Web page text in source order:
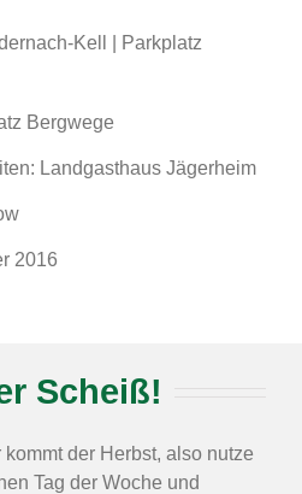
Kell | Parkplatz
Bergwege
Landgasthaus Jägerheim
2016
Scheiß!
der Herbst, also nutze
Tag der Woche und